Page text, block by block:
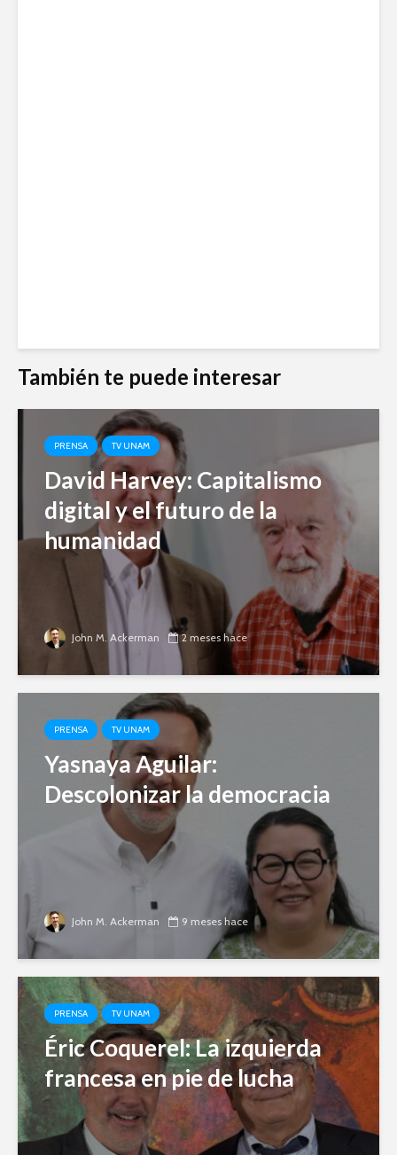
También te puede interesar
PRENSA TV UNAM
David Harvey: Capitalismo
digital y el futuro de la
humanidad
John M. Ackerman 2 meses hace
PRENSA TV UNAM
Yasnaya Aguilar:
Descolonizar la democracia
John M. Ackerman 9 meses hace
PRENSA TV UNAM
Éric Coquerel: La izquierda
francesa en pie de lucha